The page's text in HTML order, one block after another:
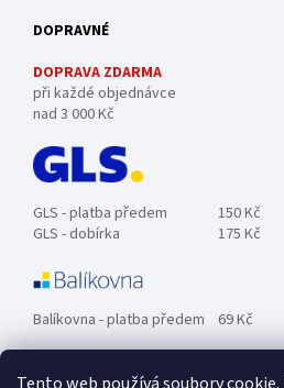
DOPRAVNÉ
DOPRAVA ZDARMA
při každé objednávce
nad 3 000 Kč
GLS - platba předem
150 Kč
GLS - dobírka
175 Kč
Balíkovna - platba předem 69 Kč